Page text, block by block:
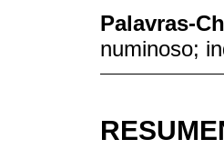
Palavras-
numinoso;